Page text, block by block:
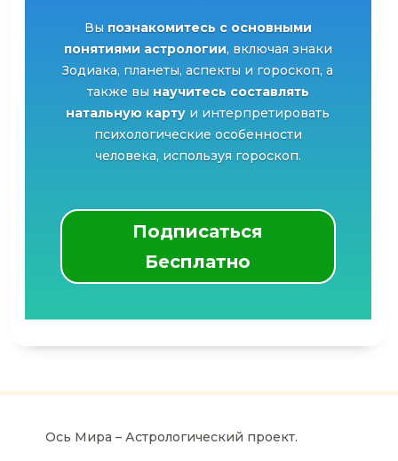
Вы познакомитесь с основными
понятиями астрологии, включая знаки
Зодиака, планеты, аспекты и гороскоп, а
также вы научитесь составлять
натальную карту и интерпретировать
психологические особенности
человека, используя гороскоп.
Подписаться
Бесплатно
Ось Мира – Астрологический проект.